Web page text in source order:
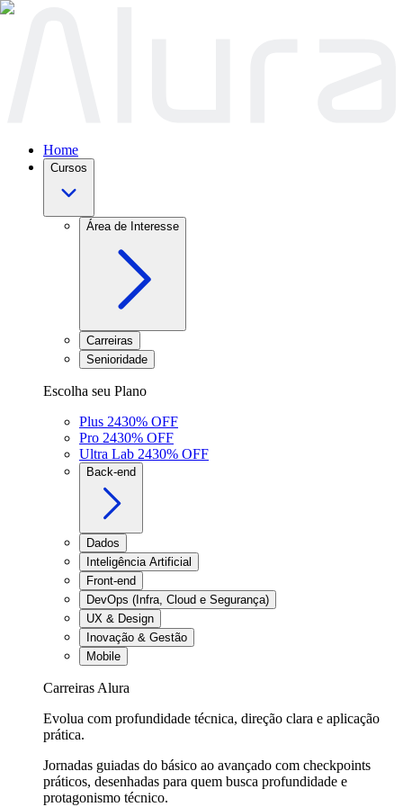
Home
Cursos
Área de Interesse
Carreiras
Senioridade
Escolha seu Plano
Plus 2430% OFF
Pro 2430% OFF
Ultra Lab 2430% OFF
Back-end
Dados
Inteligência Artificial
Front-end
DevOps (Infra, Cloud e Segurança)
UX & Design
Inovação & Gestão
Mobile
Carreiras Alura
Evolua com profundidade técnica, direção clara e aplicação
prática.
Jornadas guiadas do básico ao avançado com checkpoints
práticos, desenhadas para quem busca profundidade e
protagonismo técnico.